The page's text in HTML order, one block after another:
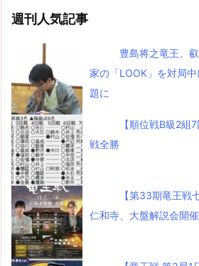
週刊人気記事
豊島将之竜王、
家の「LOOK」を対局
題に
【順位戦B級2組
戦全勝
【第33期竜王戦
仁和寺、大盤解説会開催